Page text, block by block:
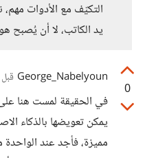
التكيّف مع الأدوات
يد الكاتب، لا أن يُصبح هو
0
George_Nabelyoun
في الحقيقة لمست هنا
يمكن تعويضها بالذكاء
مميزة، فأجد عند